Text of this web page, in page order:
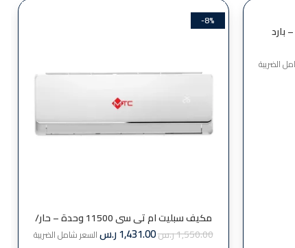
وحدة – بارد
الضريبة
-8%
مكيف سبليت ام تي سي 11500 وحدة – حار/
بارد MTC12CT 1,550.00ر.س1,431.00ر.سالسعر شامل الضريبة